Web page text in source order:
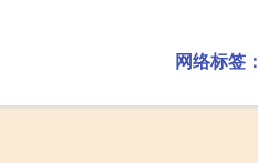
网络标签：